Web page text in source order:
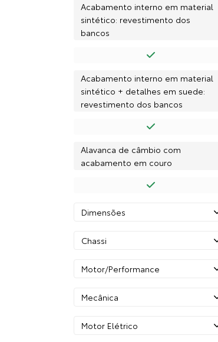
Acabamento interno em material
sintético: revestimento dos
bancos
Acabamento interno em material
sintético + detalhes em suede:
revestimento dos bancos
Alavanca de câmbio com
acabamento em couro
Dimensões
Chassi
Motor/Performance
Mecânica
Motor Elétrico